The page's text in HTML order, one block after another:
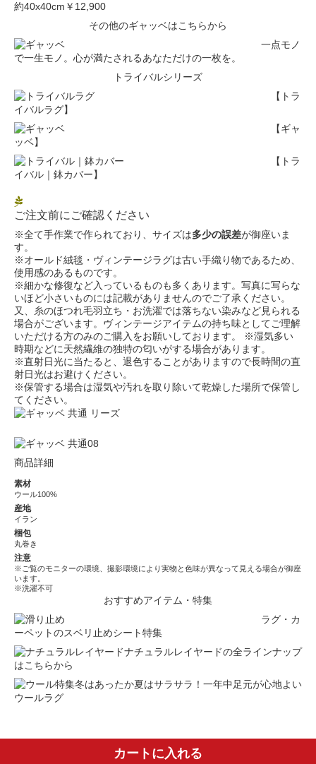
約40x40cm ￥12,900
その他のギャッベはこちらから
一点モノ
で一生モノ。心が満たされるあなただけの一枚を。
トライバルシリーズ
【トラ
イバルラグ】
【ギャ
ッベ】
【トラ
イバル｜鉢カバー】
ご注文前にご確認ください
※全て手作業で作られており、サイズは多少の誤差が御座いま
す。
※オールド絨毯・ヴィンテージラグは古い手織り物であるため、
使用感のあるものです。
※細かな修復など入っているものも多くあります。写真に写らな
いほど小さいものには記載がありませんのでご了承ください。
又、糸のほつれ毛羽立ち・お洗濯では落ちない染みなど見られる
場合がございます。ヴィンテージアイテムの持ち味としてご理解
いただける方のみのご購入をお願いしております。 ※湿気多い
時期などに天然繊維の独特の匂いがする場合があります。
※直射日光に当たると、退色することがありますので長時間の直
射日光はお避けください。
※保管する場合は湿気や汚れを取り除いて乾燥した場所で保管し
てください。
商品詳細
素材
ウール100%
産地
イラン
梱包
丸巻き
注意
※ご覧のモニターの環境、撮影環境により実物と色味が異なって見える場合が御座
います。
※洗濯不可
おすすめアイテム・特集
ラグ・カ
ーペットのスベリ止めシート特集
ナチュラルレイヤードの全ラインナップ
はこちらから
冬はあったか夏はサラサラ！一年中足元が心地よい
ウールラグ
カートに入れる